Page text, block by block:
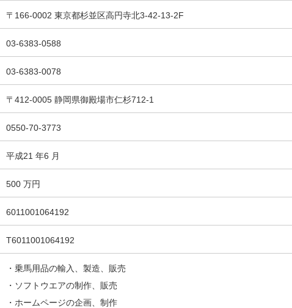
〒166-0002 東京都杉並区高円寺北3-42-13-2F
03-6383-0588
03-6383-0078
〒412-0005 静岡県御殿場市仁杉712-1
0550-70-3773
平成21 年6 月
500 万円
6011001064192
T6011001064192
・乗馬用品の輸入、製造、販売
・ソフトウエアの制作、販売
・ホームページの企画、制作